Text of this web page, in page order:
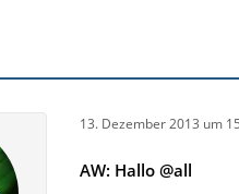
13. Dezember 2013 um
AW: Hallo @all